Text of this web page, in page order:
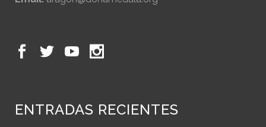
ENTRADAS RECIENTES